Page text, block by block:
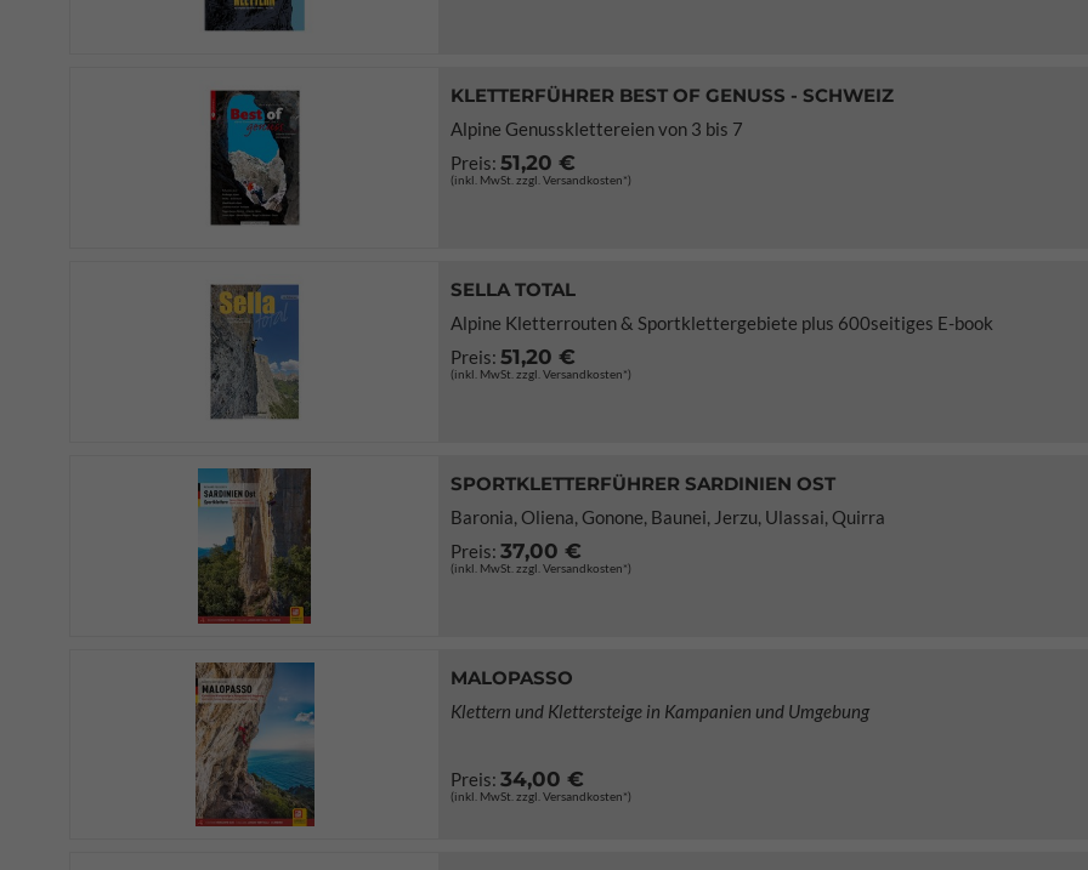
KLETTERFÜHRER BEST OF GENUSS - SCHWEIZ
Alpine Genussklettereien von 3 bis 7
Preis: 51,20 €
(inkl. MwSt. zzgl. Versandkosten*)
SELLA TOTAL
Alpine Kletterrouten & Sportklettergebiete plus 600seitiges E-book
Preis: 51,20 €
(inkl. MwSt. zzgl. Versandkosten*)
SPORTKLETTERFÜHRER SARDINIEN OST
Baronia, Oliena, Gonone, Baunei, Jerzu, Ulassai, Quirra
Preis: 37,00 €
(inkl. MwSt. zzgl. Versandkosten*)
MALOPASSO
Klettern und Klettersteige in Kampanien und Umgebung
Preis: 34,00 €
(inkl. MwSt. zzgl. Versandkosten*)